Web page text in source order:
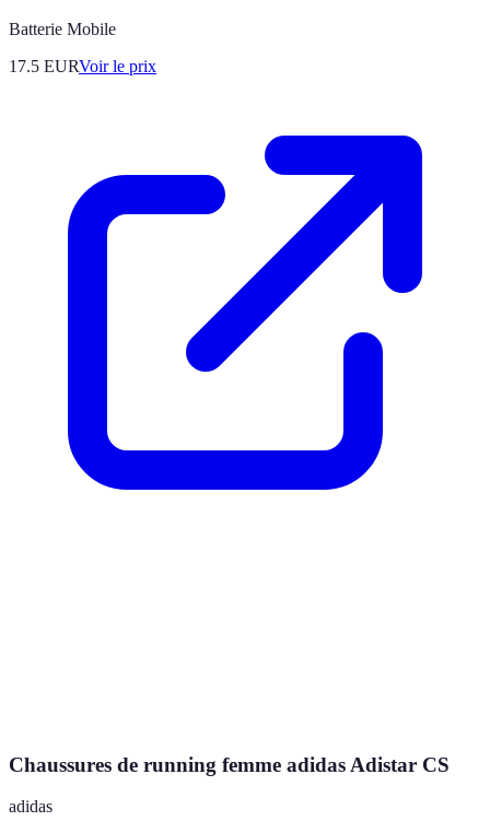
Batterie Mobile
17.5 EURVoir le prix
Chaussures de running femme adidas Adistar CS
adidas